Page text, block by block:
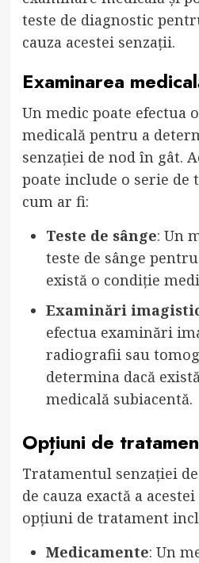
teste de diagnostic
cauza acestei senzații.
Examinarea
Un medic poate efectua
medicală pentru a
senzației de nod în gât.
poate include o serie de
cum ar fi:
Teste de sânge: Un
teste de sânge
există o condiție
Examinări
efectua examinări
radiografii sau
determina dacă
medicală subiacentă.
Opțiuni de
Tratamentul senzației
de cauza exactă a
opțiuni de tratament
Medicamente: Un